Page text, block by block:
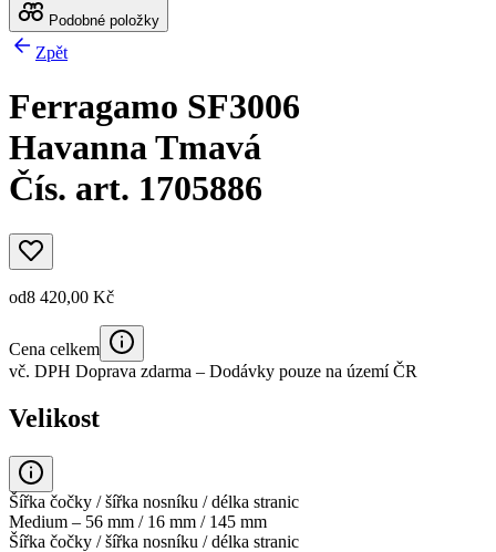
Podobné položky
Zpět
Ferragamo SF3006
Havanna Tmavá
Čís. art. 1705886
od8 420,00 Kč
Cena celkem
vč. DPH Doprava zdarma – Dodávky pouze na území ČR
Velikost
Šířka čočky / šířka nosníku / délka stranic
Medium – 56 mm / 16 mm / 145 mm
Šířka čočky / šířka nosníku / délka stranic